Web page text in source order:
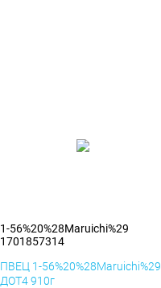
1-56%20%28Maruichi%29
1701857314
ПВЕЦ 1-56%20%28Maruichi%29
ДОТ4 910г